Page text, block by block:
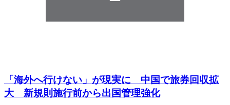
「海外へ行けない」が現実に 中国で旅券回収拡
大 新規則施行前から出国管理強化